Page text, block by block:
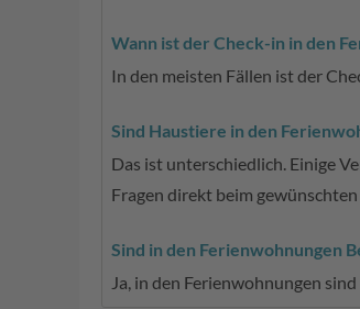
Wann ist der Check-in in den
In den meisten Fällen ist der
Sind Haustiere in den
Das ist unterschiedlich. Einige
Fragen direkt beim
Sind in den Ferienwohnungen
Ja, in den Ferienwohnungen